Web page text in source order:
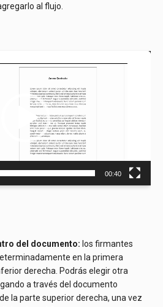
al flujo.
00:40
del documento: los firmantes
en la primera
derecha. Podrás elegir otra
a través del documento
la parte superior derecha, una vez